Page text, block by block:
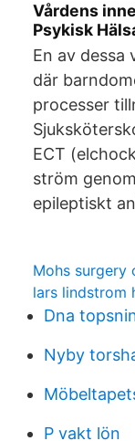
Vårdens
Psykisk
En av dessa
där
processer
ECT
ström
epileptiskt
Mohs surgery
lars lindstrom
Dna
Nyby
P vakt lön